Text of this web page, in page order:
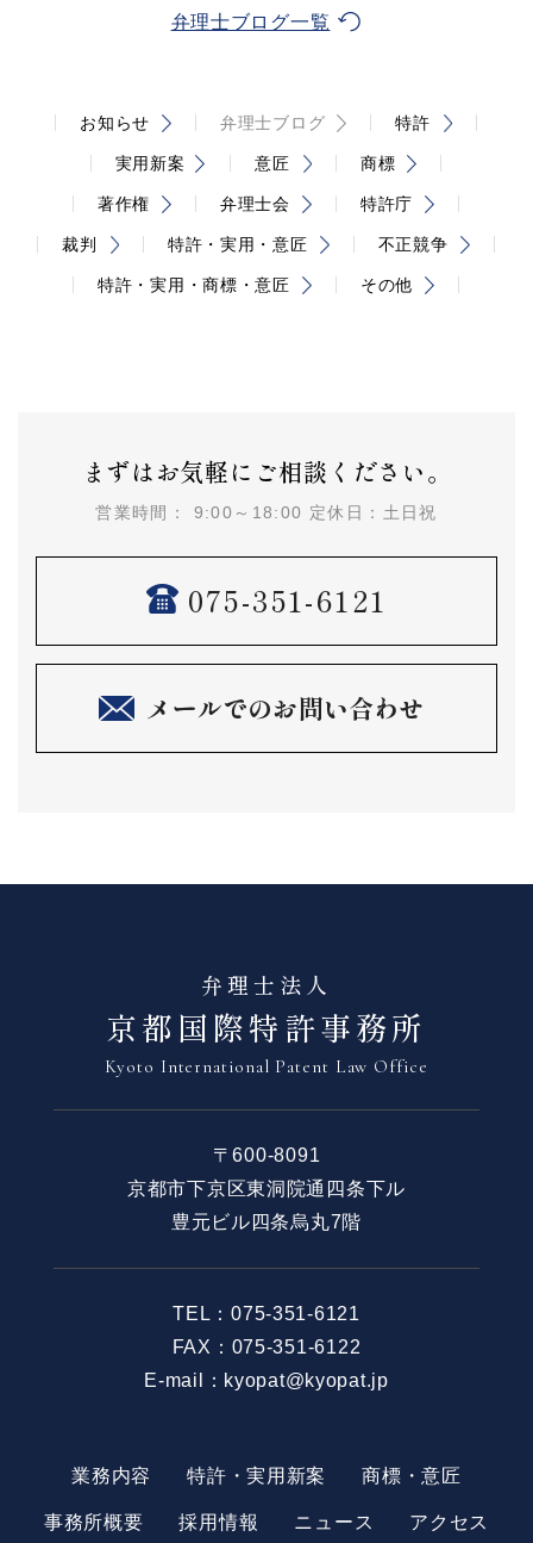
弁理士ブログ一覧
お知らせ 弁理士ブログ 特許
実用新案 意匠 商標
著作権 弁理士会 特許庁
裁判 特許・実用・意匠 不正競争
特許・実用・商標・意匠 その他
まずはお気軽にご相談ください。
営業時間： 9:00～18:00 定休日：土日祝
075-351-6121
メールでのお問い合わせ
弁理士法人
京都国際特許事務所
Kyoto International Patent Law Office
〒600-8091
京都市下京区東洞院通四条下ル
豊元ビル四条烏丸7階
TEL：075-351-6121
FAX：075-351-6122
E-mail：kyopat@kyopat.jp
業務内容 特許・実用新案 商標・意匠
事務所概要 採用情報 ニュース アクセス